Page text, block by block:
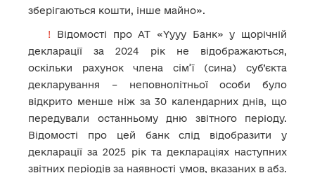
зберігаються кошти, інше майно».
!
Відомості про АТ «Yyyy Банк» у щорічній
декларації за 2024 рік не відображаються,
оскільки рахунок члена сім’ї (сина) суб’єкта
декларування – неповнолітньої особи було
відкрито менше ніж за 30 календарних днів, що
передували останньому дню звітного періоду.
Відомості про цей банк слід відобразити у
декларації за 2025 рік та деклараціях наступних
звітних періодів за наявності умов, вказаних в абз.